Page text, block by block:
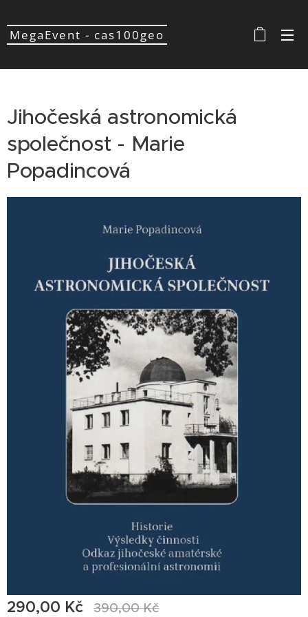
MegaEvent - cas100geo
Jihočeská astronomická
společnost - Marie
Popadincová
290,00 Kč 390,00Kč